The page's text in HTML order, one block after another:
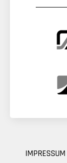
IMPRESSUM